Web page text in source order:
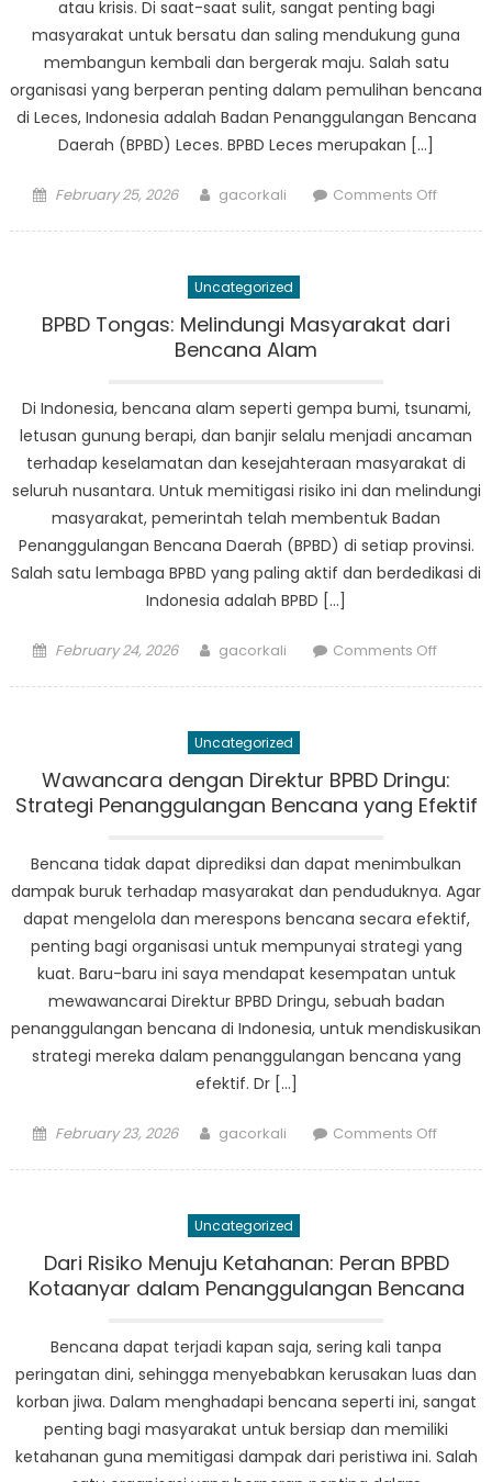
atau krisis. Di saat-saat sulit, sangat penting bagi
masyarakat untuk bersatu dan saling mendukung guna
membangun kembali dan bergerak maju. Salah satu
organisasi yang berperan penting dalam pemulihan bencana
di Leces, Indonesia adalah Badan Penanggulangan Bencana
Daerah (BPBD) Leces. BPBD Leces merupakan […]
Posted
February 25, 2026 Author
gacorkali Comments Offon
Leces
Uncategorized
BPBD Tongas: Melindungi Masyarakat dari
Bencana Alam
Di Indonesia, bencana alam seperti gempa bumi, tsunami,
letusan gunung berapi, dan banjir selalu menjadi ancaman
terhadap keselamatan dan kesejahteraan masyarakat di
seluruh nusantara. Untuk memitigasi risiko ini dan melindungi
masyarakat, pemerintah telah membentuk Badan
Penanggulangan Bencana Daerah (BPBD) di setiap provinsi.
Salah satu lembaga BPBD yang paling aktif dan berdedikasi di
Indonesia adalah BPBD […]
Posted
February 24, 2026 Author
gacorkali Comments Offon
dari
Uncategorized
Wawancara dengan Direktur BPBD Dringu:
Strategi Penanggulangan Bencana yang Efektif
Bencana tidak dapat diprediksi dan dapat menimbulkan
dampak buruk terhadap masyarakat dan penduduknya. Agar
dapat mengelola dan merespons bencana secara efektif,
penting bagi organisasi untuk mempunyai strategi yang
kuat. Baru-baru ini saya mendapat kesempatan untuk
mewawancarai Direktur BPBD Dringu, sebuah badan
penanggulangan bencana di Indonesia, untuk mendiskusikan
strategi mereka dalam penanggulangan bencana yang
efektif. Dr […]
Posted
February 23, 2026 Author
gacorkali Comments Offon
Dringu:
Strategi
yang
Efektif
Uncategorized
Dari Risiko Menuju Ketahanan: Peran BPBD
Kotaanyar dalam Penanggulangan Bencana
Bencana dapat terjadi kapan saja, sering kali tanpa
peringatan dini, sehingga menyebabkan kerusakan luas dan
korban jiwa. Dalam menghadapi bencana seperti ini, sangat
penting bagi masyarakat untuk bersiap dan memiliki
ketahanan guna memitigasi dampak dari peristiwa ini. Salah